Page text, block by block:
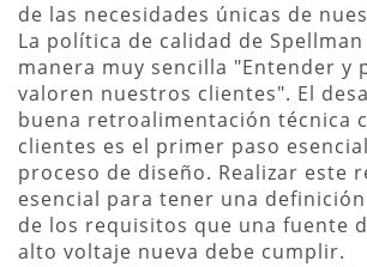
de las necesidades únicas de
La política de calidad de
manera muy sencilla "Entender y
valoren nuestros clientes". El
buena retroalimentación técnica
clientes es el primer paso
proceso de diseño. Realizar este
esencial para tener una
de los requisitos que una fuente
alto voltaje nueva debe cumplir.